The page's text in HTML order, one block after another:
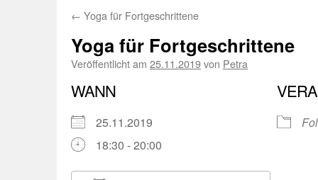
← Yoga für Fortgeschrittene
Yoga für Fortgeschrittene
Veröffentlicht am 25.11.2019von Petra
WANN
25.11.2019
18:30 - 20:00